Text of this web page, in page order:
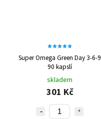
Super Omega Green Day 3-6-9
90 kapslí
skladem
301 Kč